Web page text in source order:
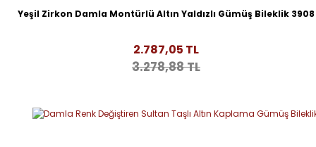
Yeşil Zirkon Damla Montürlü Altın Yaldızlı Gümüş Bileklik 3908
2.787,05 TL
3.278,88 TL